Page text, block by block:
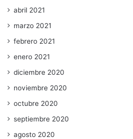
abril 2021
marzo 2021
febrero 2021
enero 2021
diciembre 2020
noviembre 2020
octubre 2020
septiembre 2020
agosto 2020